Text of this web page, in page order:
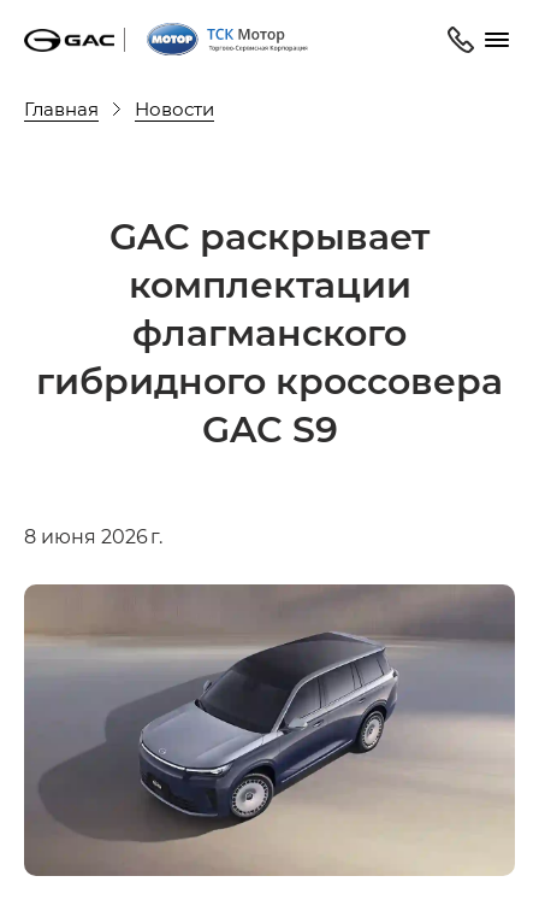
Главная Новости
GAC раскрывает
комплектации
флагманского
гибридного кроссовера
GAC S9
8 июня 2026 г.